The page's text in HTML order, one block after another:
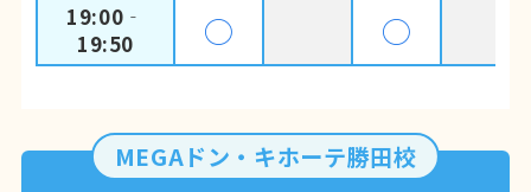
19:00‐
19:50
◯ ◯
MEGAドン・キホーテ勝田校